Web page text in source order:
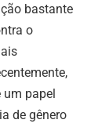
bastante
o
papel
de gênero